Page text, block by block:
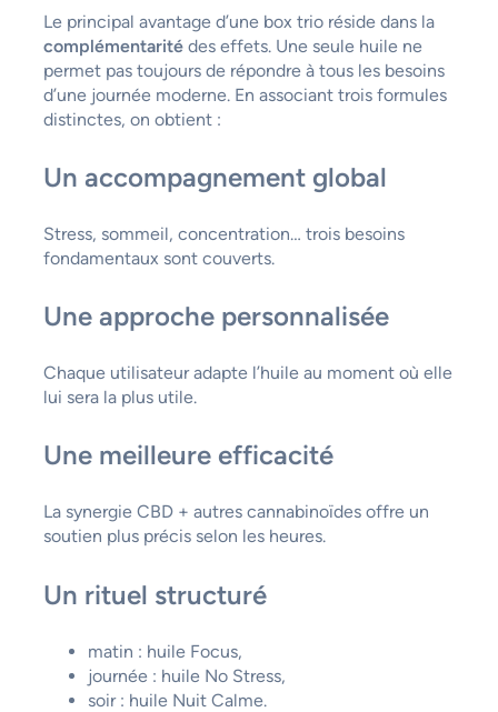
Le principal avantage d’une box trio réside dans la
complémentaritédes effets. Une seule huile ne
permet pas toujours de répondre à tous les besoins
d’une journée moderne. En associant trois formules
distinctes, on obtient :
Un accompagnement global
Stress, sommeil, concentration… trois besoins
fondamentaux sont couverts.
Une approche personnalisée
Chaque utilisateur adapte l’huile au moment où elle
lui sera la plus utile.
Une meilleure efficacité
La synergie CBD + autres cannabinoïdes offre un
soutien plus précis selon les heures.
Un rituel structuré
matin : huile Focus,
journée : huile No Stress,
soir : huile Nuit Calme.